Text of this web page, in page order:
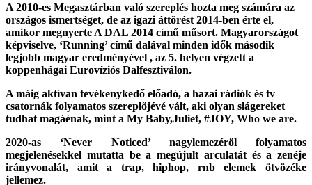
A 2010-es Megasztárban való szereplés hozta meg számára az
országos ismertséget, de az igazi áttörést 2014-ben érte el,
amikor megnyerte A DAL 2014 című műsort. Magyarországot
képviselve, ‘Running’ című dalával minden idők második
legjobb magyar eredményével , az 5. helyen végzett a
koppenhágai Eurovíziós Dalfesztiválon.
A máig aktívan tevékenykedő előadó, a hazai rádiók és tv
csatornák folyamatos szereplőjévé vált, aki olyan slágereket
tudhat magáénak, mint a My Baby,Juliet, #JOY, Who we are.
2020-as ‘Never Noticed’ nagylemezéről folyamatos
megjelenésekkel mutatta be a megújult arculatát és a zenéje
irányvonalát, amit a trap, hiphop, rnb elemek ötvözéke
jellemez.